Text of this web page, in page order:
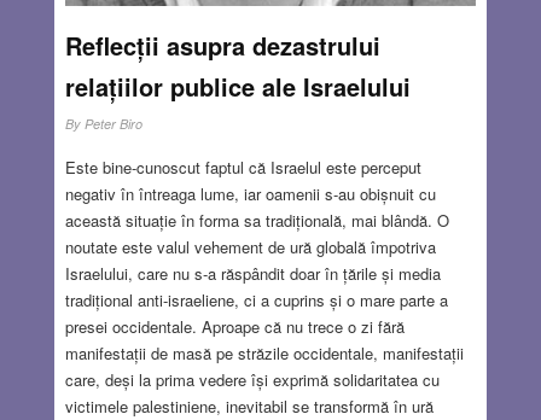
Reflecții asupra dezastrului
relațiilor publice ale Israelului
By Peter Biro
Este bine-cunoscut faptul că Israelul este perceput
negativ în întreaga lume, iar oamenii s-au obișnuit cu
această situație în forma sa tradițională, mai blândă. O
noutate este valul vehement de ură globală împotriva
Israelului, care nu s-a răspândit doar în țările și media
tradițional anti-israeliene, ci a cuprins și o mare parte a
presei occidentale. Aproape că nu trece o zi fără
manifestații de masă pe străzile occidentale, manifestații
care, deși la prima vedere își exprimă solidaritatea cu
victimele palestiniene, inevitabil se transformă în ură